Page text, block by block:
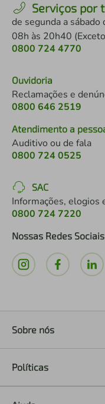
Serviços por
de segunda a sábado
08h às 20h40
0800 724 4770
Ouvidoria
Reclamações e
0800 646 2519
Atendimento a
Auditivo ou de fala
0800 724 0525
SAC
Informações, elogios
0800 724 7220
Nossas Redes Sociais
Sobre nós
Políticas